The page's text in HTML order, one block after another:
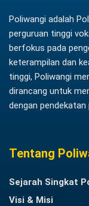
Poliwangi adalah
perguruan tinggi
berfokus pada
keterampilan dan
tinggi, Poliwangi
dirancang untuk
dengan pendekatan
Tentang
Sejarah Singkat
Visi & Misi